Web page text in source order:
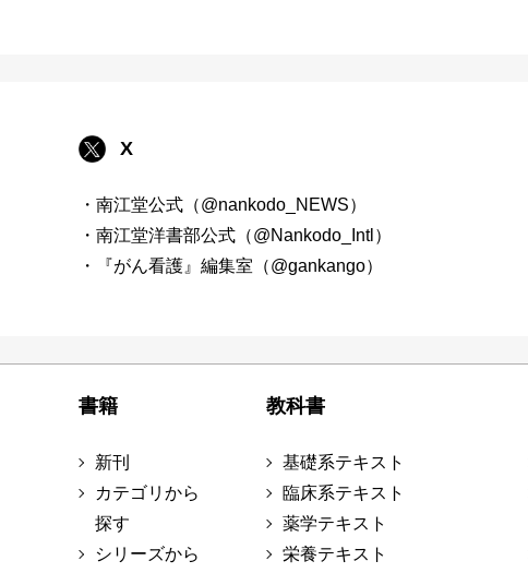
X
・南江堂公式（@nankodo_NEWS）
・南江堂洋書部公式（@Nankodo_Intl）
・『がん看護』編集室（@gankango）
書籍
新刊
カテゴリから
探す
シリーズから
教科書
基礎系テキスト
臨床系テキスト
薬学テキスト
栄養テキスト